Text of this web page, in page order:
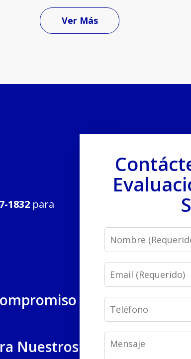
Ver Más
1832 para
Nuestros
Name
Email
Phone
Message